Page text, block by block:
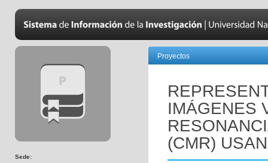
Sede:
Proyectos
IMÁGENES
(CMR)